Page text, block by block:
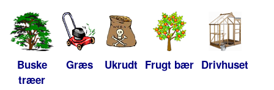
Buske
træer
Græs Ukrudt Frugt bær Drivhuset